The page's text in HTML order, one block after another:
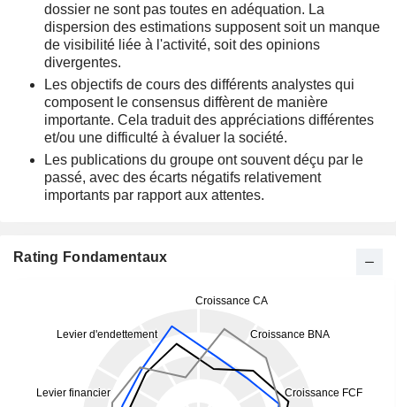
dossier ne sont pas toutes en adéquation. La
dispersion des estimations supposent soit un manque
de visibilité liée à l'activité, soit des opinions
divergentes.
Les objectifs de cours des différents analystes qui
composent le consensus diffèrent de manière
importante. Cela traduit des appréciations différentes
et/ou une difficulté à évaluer la société.
Les publications du groupe ont souvent déçu par le
passé, avec des écarts négatifs relativement
importants par rapport aux attentes.
Rating Fondamentaux